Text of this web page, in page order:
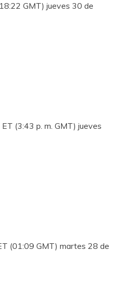
GMT) jueves 30 de
(3:43 p. m. GMT) jueves
(01:09 GMT) martes 28 de